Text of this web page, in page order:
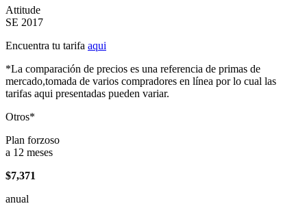
Attitude
SE 2017
Encuentra tu tarifa aqui
*La comparación de precios es una referencia de primas de
mercado,tomada de varios compradores en línea por lo cual las
tarifas aqui presentadas pueden variar.
Otros*
Plan forzoso
a 12 meses
$7,371
anual